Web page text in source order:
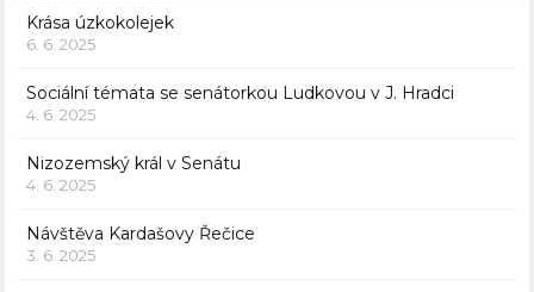
Krása úzkokolejek
6. 6. 2025
Sociální témata se senátorkou Ludkovou v J. Hradci
4. 6. 2025
Nizozemský král v Senátu
4. 6. 2025
Návštěva Kardašovy Řečice
3. 6. 2025